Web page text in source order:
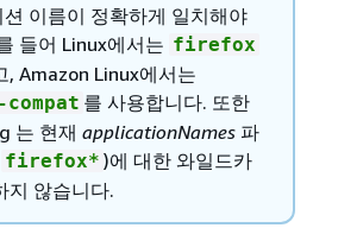
이름이 정확하게 일치해야
들어 Linux에서는 firefox
, Amazon Linux에서는
를 사용합니다. 또한
는 현재 applicationNames파
firefox* )에 대한 와일드카
지 않습니다.